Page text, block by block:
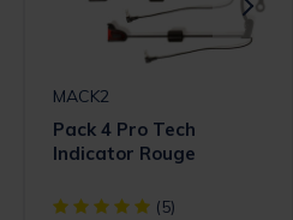
Rating
MACK2
Pack 4 Pro Tech
Indicator Rouge
[object Object] out of 5
(5)